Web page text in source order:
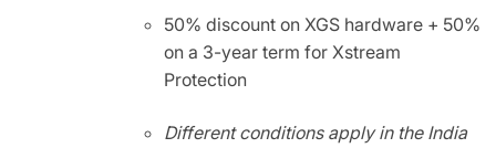
50% discount on XGS hardware + 50%
on a 3-year term for Xstream
Protection
Different conditions apply in the India